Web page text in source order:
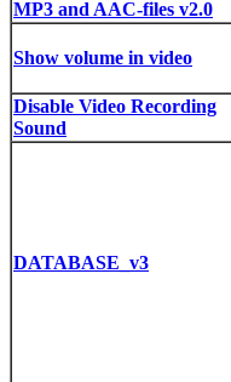
MP3 and AAC-files v2.0
Show volume in video
Disable Video Recording
Sound
DATABASE_v3